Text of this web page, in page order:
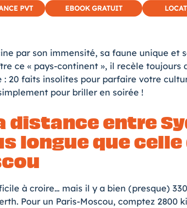
PVT EBOOK GRATUIT
par son immensité, sa faune unique et
ce « pays-continent », il recèle toujours
: 20 faits insolites pour parfaire votre
pour briller en soirée !
distance entre
longue que
à croire… mais il y a bien (presque)
Pour un Paris-Moscou, comptez 2800